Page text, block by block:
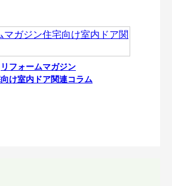
リフォームマガジン
け室内ドア関連コラム